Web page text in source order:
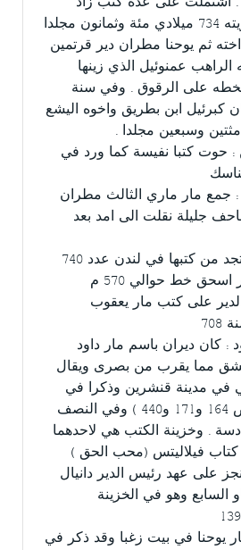
. اشتملت على عدة كتب زاد
عددها مار شمعون زيته 734 ميلادي مئة وثمانون مجلدا
ثم يوحنا مطران دير قرتمين
اخيه الراهب عمنوئيل الذي زينها
بخطه على الرقوق . وفي سنة
كبرئيل ابن بطريق واخوه اليشع
وسبعين مجلدا .
: حوت كتبا نفيسة كما ورد في
: جمع مار ماري الثالث مطران
جليلة نقلت الى امد بعد
4 : خزينة دير تلعدا : تجد من كتبها في لندن عدد 740
كتاب نخب ميامر مار اسحق خط حوالي 570 م
على كتب مار يعقوب
: كان ديران باسم مار داود
مما يقرب من بصرى ويقال
في مدينة قنشرين وذكرا في
الاسناد السريانية ( ص 164 و171 و440 ) وفي النصف
. وخزينة الكتب هي لاحدهما
فيلاليتس (محب الحق )
على عهد رئيس الدير دانيال
وهو في الخزينة
يوحنا في بيت زغبا وقد ذكر في